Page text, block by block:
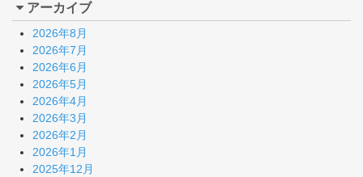
アーカイブ
2026年8月
2026年7月
2026年6月
2026年5月
2026年4月
2026年3月
2026年2月
2026年1月
2025年12月